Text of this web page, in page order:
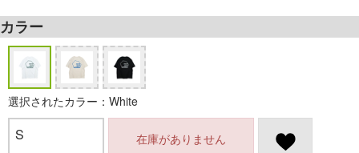
カラー
選択されたカラー：White
S 在庫がありません